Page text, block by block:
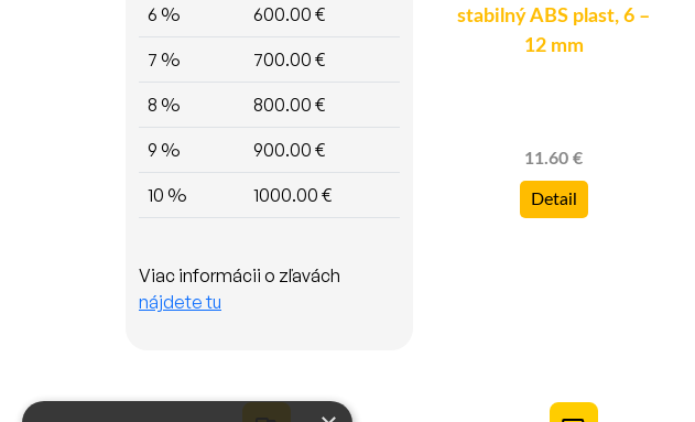
6 % 600.00 €
7 % 700.00 €
8 % 800.00 €
9 % 900.00 €
10 % 1000.00 €
Viac informácii o zľavách
nájdete tu
19.90 €
Detail
stabilný ABS plast, 6 –
12 mm
11.60 €
Detail